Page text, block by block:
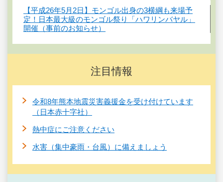
【平成26年5月2日】モンゴル出身の3横綱も来場予
定！日本最大級のモンゴル祭り「ハワリンバヤル」
開催（事前のお知らせ）
注目情報
令和8年熊本地震災害義援金を受け付けています
（日本赤十字社）
熱中症にご注意ください
水害（集中豪雨・台風）に備えましょう